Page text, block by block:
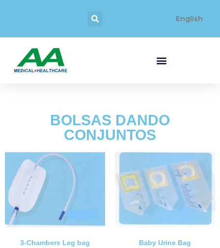
English
BOLSAS DANDO
CONJUNTOS
3-Chambers Leg bag Baby Urine Bag